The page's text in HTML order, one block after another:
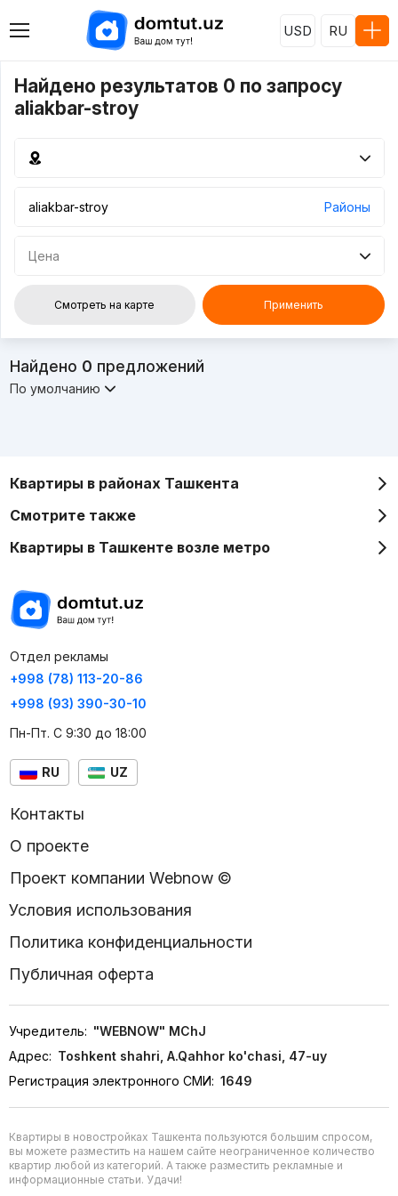
USD RU
Найдено результатов 0 по запросу
aliakbar-stroy
Районы
Цена
Смотреть на карте Применить
Найдено 0 предложений
По умолчанию
Квартиры в районах Ташкента
Смотрите также
Квартиры в Ташкенте возле метро
Отдел рекламы
+998 (78) 113-20-86
+998 (93) 390-30-10
Пн-Пт. С 9:30 до 18:00
RU UZ
Контакты
О проекте
Проект компании Webnow ©
Условия использования
Политика конфиденциальности
Публичная оферта
Учредитель: "WEBNOW" MChJ
Адрес: Toshkent shahri, A.Qahhor ko'chasi, 47-uy
Регистрация электронного СМИ: 1649
Квартиры в новостройках Ташкента пользуются большим спросом,
вы можете разместить на нашем сайте неограниченное количество
квартир любой из категорий. А также разместить рекламные и
информационные статьи. Удачи!